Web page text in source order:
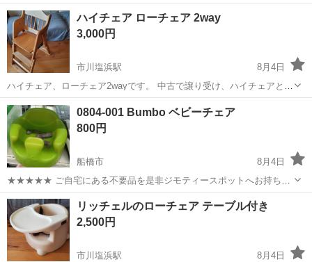
な傷や汚れがありますが、まだまだ使用できます。 写真追加や質問あ
ればコメントください。 取りに来ていただける方にお譲りします。 よ
ろしくお願いします！
千葉 市川市 市川塩浜駅
ハイチェア ローチェア 2way
3,000円
市川塩浜駅
8月4日
ハイチェア、ローチェア2wayです。 中古で譲り受け、ハイチェアとし
て１年くらい使用しました。小さな傷や汚れがありますが、まだまだ
使用できます。 取りに来ていただける方にお譲りします。 写真追加や
質問あればコメントくだ...
千葉 市川市 ベビー用品
0804-001 Bumbo ベビーチェア
800円
船橋市
8月4日
★★★★★ ご自宅にある不要品を是非ジモティースポットへお持ち込
みしませんか？ 家電、趣味・スポーツ・レジャー用品、こども用品、
衣料服飾品、生活雑貨、家具、本、CD・DVDなどが無料でまとめて持
ち込めます！ ※詳細はこ...
千葉 船橋市 ベビー用品 Bumbo
リッチェルのローチェア テーブル付き
2,500円
市川塩浜駅
8月4日